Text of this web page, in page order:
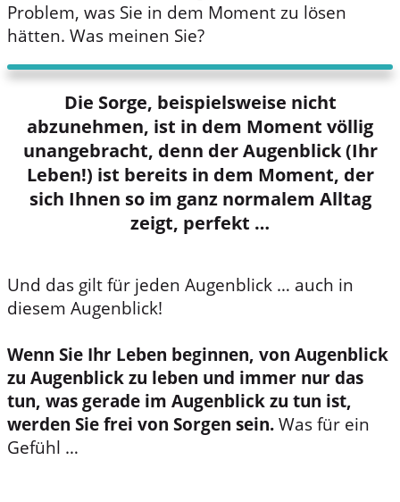
Problem, was Sie in dem Moment zu lösen
hätten. Was meinen Sie?
Die Sorge, beispielsweise nicht
abzunehmen, ist in dem Moment völlig
unangebracht, denn der Augenblick (Ihr
Leben!) ist bereits in dem Moment, der
sich Ihnen so im ganz normalem Alltag
zeigt, perfekt …
Und das gilt für jeden Augenblick … auch in
diesem Augenblick!
Wenn Sie Ihr Leben beginnen, von Augenblick
zu Augenblick zu leben und immer nur das
tun, was gerade im Augenblick zu tun ist,
werden Sie frei von Sorgen sein.Was für ein
Gefühl …